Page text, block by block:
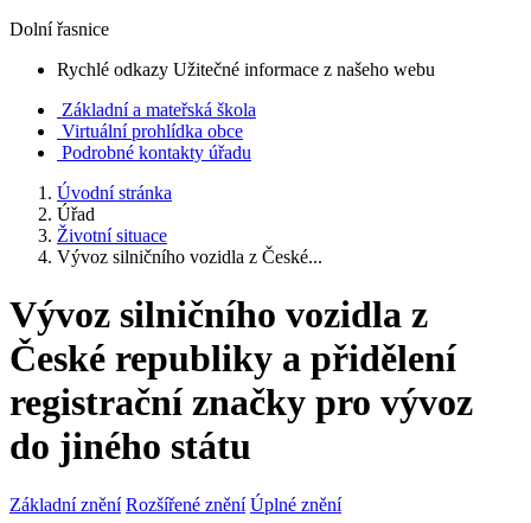
Dolní řasnice
Rychlé odkazy Užitečné informace z našeho webu
Základní a mateřská škola
Virtuální prohlídka obce
Podrobné kontakty úřadu
Úvodní stránka
Úřad
Životní situace
Vývoz silničního vozidla z České...
Vývoz silničního vozidla z
České republiky a přidělení
registrační značky pro vývoz
do jiného státu
Základní znění Rozšířené znění Úplné znění